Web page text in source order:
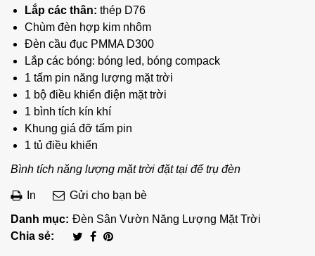
Lắp các thân: thép D76
Chùm đèn hợp kim nhôm
Đèn cầu đục PMMA D300
Lắp các bóng: bóng led, bóng compack
1 tấm pin năng lượng mặt trời
1 bộ điều khiển điện mặt trời
1 bình tích kín khí
Khung giá đỡ tấm pin
1 tủ điều khiển
Bình tích năng lượng mặt trời đặt tại đế trụ đèn
In
Gửi cho bạn bè
Danh mục: Đèn Sân Vườn Năng Lượng Mặt Trời
Chia sẻ: